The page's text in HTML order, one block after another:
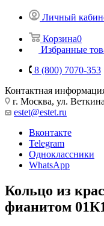
Личный
Корзина0
Избранные
8 (800) 7070-353
Контактная
г. Москва, ул.
estet@estet.ru
Вконтакте
Telegram
Одноклассники
WhatsApp
Кольцо из
фианитом